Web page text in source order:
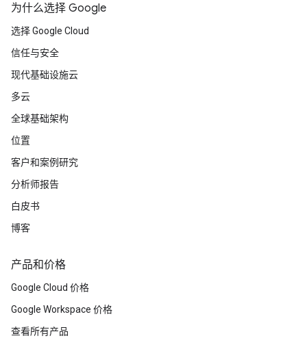
为什么选择 Google
选择 Google Cloud
信任与安全
现代基础设施云
多云
全球基础架构
位置
客户和案例研究
分析师报告
白皮书
博客
产品和价格
Google Cloud 价格
Google Workspace 价格
查看所有产品